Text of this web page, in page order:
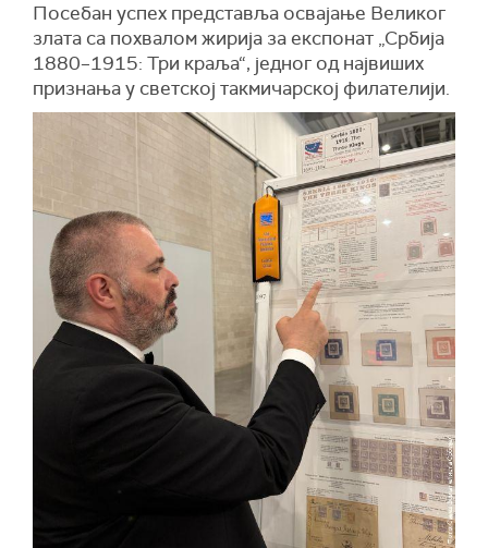
Посебан успех представља освајање Великог
злата са похвалом жирија за експонат „Србија
1880–1915: Три краља“, једног од највиших
признања у светској такмичарској филателији.